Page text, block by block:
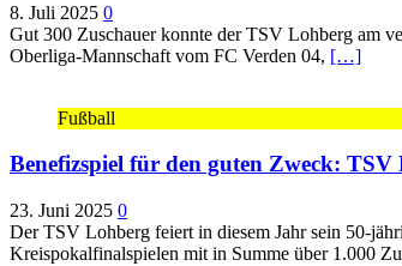
8. Juli 2025 0
Gut 300 Zuschauer konnte der TSV Lohberg am
Oberliga-Mannschaft vom FC Verden 04, […]
Fußball
Benefizspiel für den guten Zweck:
23. Juni 2025 0
Der TSV Lohberg feiert in diesem Jahr sein 50-
Kreispokalfinalspielen mit in Summe über 1.000